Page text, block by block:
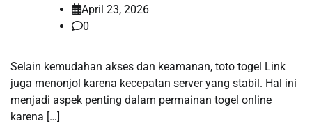
April 23, 2026
0
Selain kemudahan akses dan keamanan, toto togel Link
juga menonjol karena kecepatan server yang stabil. Hal ini
menjadi aspek penting dalam permainan togel online
karena […]